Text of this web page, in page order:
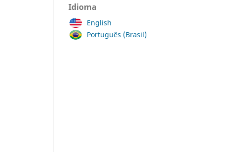
Idioma
English
Português (Brasil)